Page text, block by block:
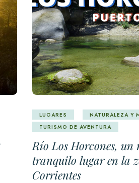
LUGARES
NATURALEZA Y
TURISMO DE AVENTURA
Río Los Horcones,
tranquilo lugar en la
Corrientes